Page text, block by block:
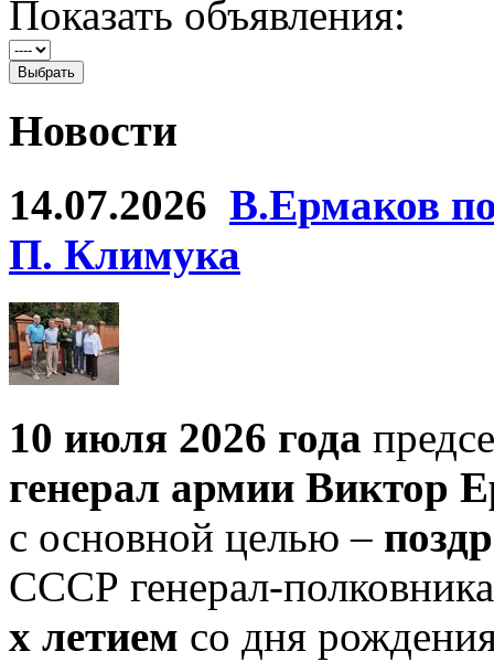
Показать объявления:
Новости
14.07.2026 В.Ермаков
П. Климука
10 июля 2026 года
генерал армии Виктор
с основной целью –
СССР генерал-
х летием со дня